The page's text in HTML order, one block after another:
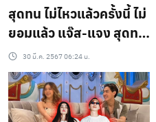
สุดทน ไม่ไหวแล้วครั้งนี้ ไม่
ยอมแล้ว แจ๊ส-แจง สุดทน
แถลงด่วนหลังดราม่า (ชม
คลิป)
30 มี.ค. 2567 06:24 น.